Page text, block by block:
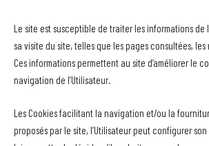
Le site est susceptible de traiter les informations de
sa visite du site, telles que les pages consultées,
Ces informations permettent au site d’améliorer le
navigation de l’Utilisateur.
Les Cookies facilitant la navigation et/ou la
proposés par le site, l’Utilisateur peut configurer